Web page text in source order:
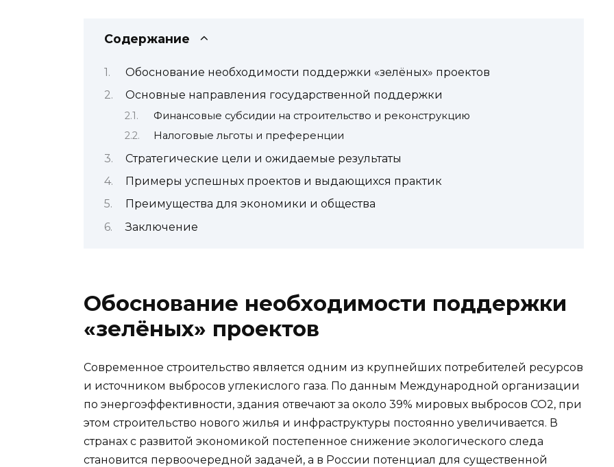
Содержание
Обоснование необходимости поддержки «зелёных» проектов
Основные направления государственной поддержки
Финансовые субсидии на строительство и реконструкцию
Налоговые льготы и преференции
Стратегические цели и ожидаемые результаты
Примеры успешных проектов и выдающихся практик
Преимущества для экономики и общества
Заключение
Обоснование необходимости поддержки
«зелёных» проектов
Современное строительство является одним из крупнейших потребителей ресурсов
и источником выбросов углекислого газа. По данным Международной организации
по энергоэффективности, здания отвечают за около 39% мировых выбросов CO2, при
этом строительство нового жилья и инфраструктуры постоянно увеличивается. В
странах с развитой экономикой постепенное снижение экологического следа
становится первоочередной задачей, а в России потенциал для существенной